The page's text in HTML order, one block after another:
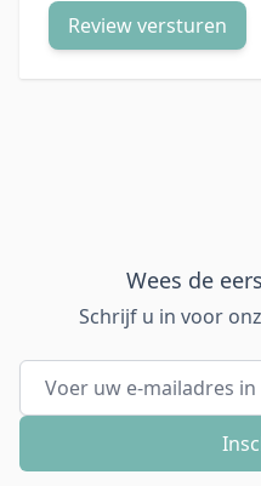
Review versturen
Wees de
Schrijf u in voor
E-mail adres